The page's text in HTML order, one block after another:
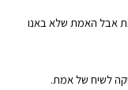
אבל האמת שלא באנו
לשיח של אמת.